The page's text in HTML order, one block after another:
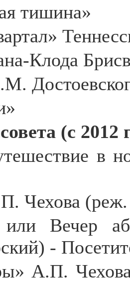
тишина»
Клода
(с 2012
Чехова
или Вечер
-
А.П.